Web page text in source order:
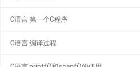
C语言 第一个C程序
C语言 编译过程